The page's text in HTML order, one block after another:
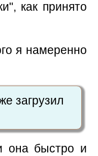
как принято
я намеренно
загрузил
она быстро и